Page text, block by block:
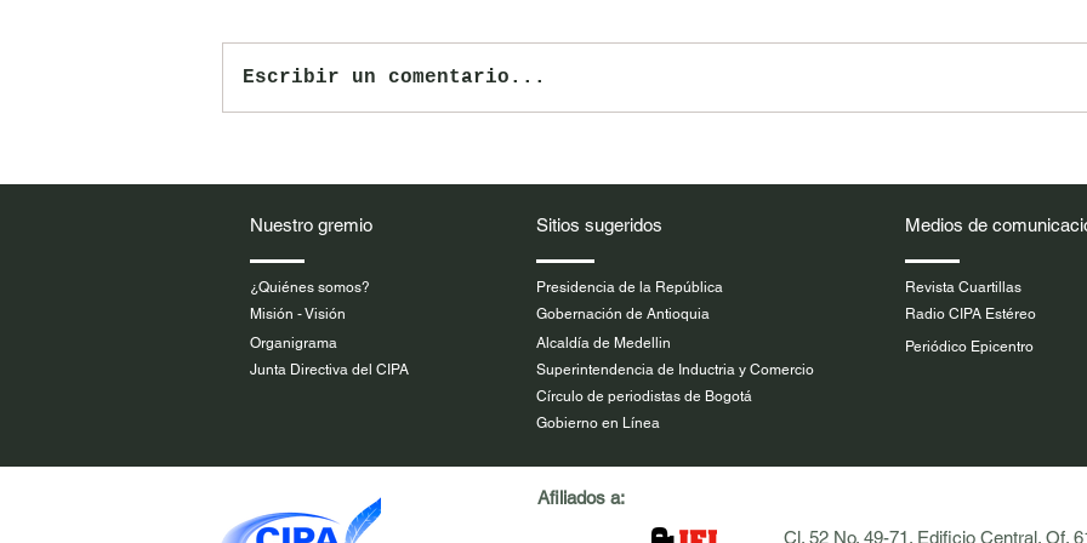
los XXXVI Premios CIPA hasta
contra el periodista Norbey
Escribir un comentario...
Nuestro gremio
¿Quiénes somos?
Misión - Visión
Organigrama
Junta Directiva del CIPA
Sitios sugeridos
Presidencia de la República
Gobernación de Antioquia
Alcaldía de Medellin
Superintendencia de Inductria y Comercio
Medios de
Revista Cuartillas
Radio CIPA Estéreo
Periódico Epicentro
Círculo de periodistas de Bogotá
Gobierno en Línea
Afiliados a:
Cl. 52 No. 49-71. Edificio Central. Of.